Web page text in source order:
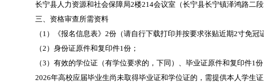
长宁县人力资源和社会保障局2楼214会议室（长宁县长宁镇泽鸿路二段
三、资格审查所需资料
（1）《报名信息表》2份（请自行下载打印并按要求张贴近期2寸免冠
（2）身份证原件和复印件1份；
（3）有效的学位证（有学位要求的，下同）、毕业证原件和复印件1份
2026年高校应届毕业生尚未取得毕业证和学位证的，需提供本人学生